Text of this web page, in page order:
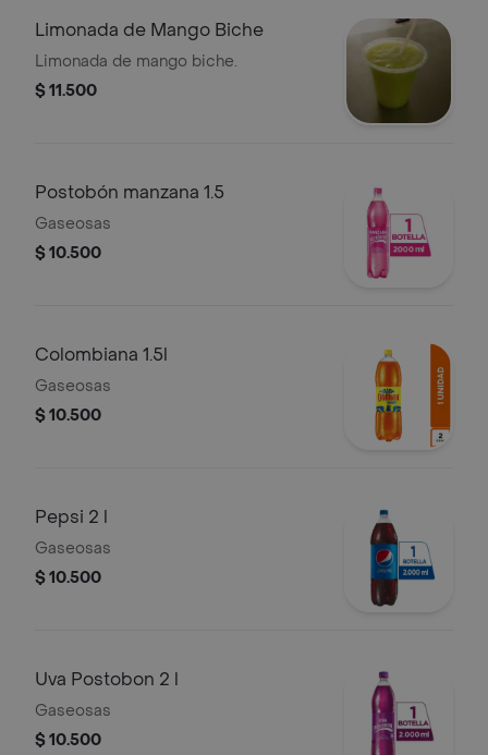
Limonada de Mango Biche
Limonada de mango biche.
$ 11.500
Postobón manzana 1.5
Gaseosas
$ 10.500
Colombiana 1.5l
Gaseosas
$ 10.500
Pepsi 2 l
Gaseosas
$ 10.500
Uva Postobon 2 l
Gaseosas
$ 10.500